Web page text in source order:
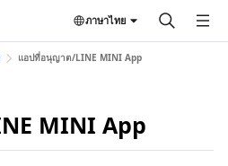
ภาษาไทย
แอปที่อนุญาต/LINE MINI App
MINI App